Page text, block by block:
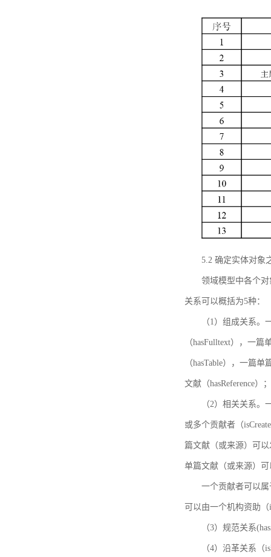
5.2 确定实体对象
领域模型中各个
关系可以概括为5种：
（1）组成关系
（hasFulltext），一
（hasTable），一篇
文献（hasReference）；
（2）相关关系
或多个贡献者（
篇文献（或来源）可
单篇文献（或来源）可
一个贡献者可以
可以由一个机构资助（
（3）规范关系
（4）沿革关系